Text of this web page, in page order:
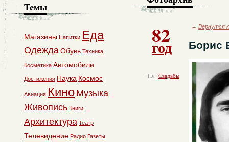
82
год
Тэг: Свадьбы
← Вернутся
Борис
Темы
Магазины Напитки Еда
ОдеждаОбувь Техника
Косметика Автомобили
Достижения Наука Космос
Авиация Кино Музыка
Живопись Книги
Архитектура Театр
Телевидение Радио Газеты